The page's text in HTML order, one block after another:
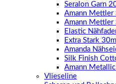
Seralon Garn
Amann Mettler
Amann Mettler
Elastic
Extra Stark 30m
Amanda
Silk Finish
Amann
Vlieseline